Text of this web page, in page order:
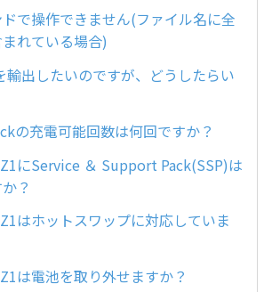
で操作できません(ファイル名に全
れている場合)
輸出したいのですが、どうしたらい
の充電可能回数は何回ですか？
にService ＆ Support Pack(SSP)は
？
はホットスワップに対応していま
は電池を取り外せますか？